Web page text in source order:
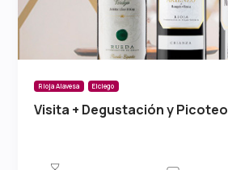
Rioja Alavesa Elciego
Visita + Degustación y Picoteo